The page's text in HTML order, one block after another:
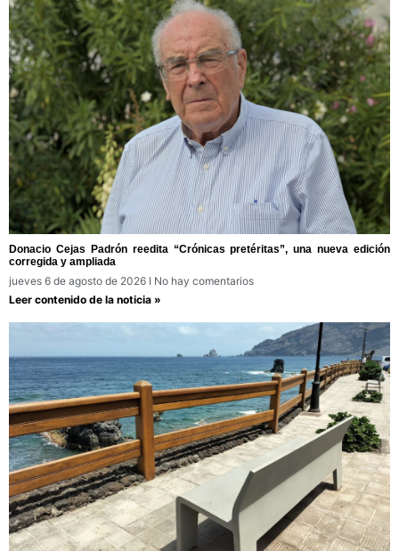
Donacio Cejas Padrón reedita “Crónicas pretéritas”, una nueva edición
corregida y ampliada
jueves 6 de agosto de 2026
No hay comentarios
Leer contenido de la noticia »